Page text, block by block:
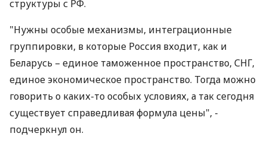
структуры с РФ.
"Нужны особые механизмы, интеграционные
группировки, в которые Россия входит, как и
Беларусь – единое таможенное пространство, СНГ,
единое экономическое пространство. Тогда можно
говорить о каких-то особых условиях, а так сегодня
существует справедливая формула цены", -
подчеркнул он.